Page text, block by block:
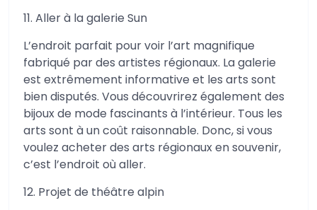
11. Aller à la galerie Sun
L’endroit parfait pour voir l’art magnifique
fabriqué par des artistes régionaux. La galerie
est extrêmement informative et les arts sont
bien disputés. Vous découvrirez également des
bijoux de mode fascinants à l’intérieur. Tous les
arts sont à un coût raisonnable. Donc, si vous
voulez acheter des arts régionaux en souvenir,
c’est l’endroit où aller.
12. Projet de théâtre alpin